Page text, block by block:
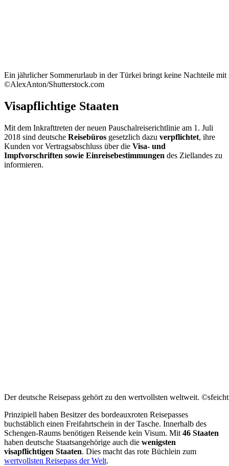
Ein jährlicher Sommerurlaub in der Türkei bringt keine Nachteile mit
©AlexAnton/Shutterstock.com
Visapflichtige Staaten
Mit dem Inkrafttreten der neuen Pauschalreiserichtlinie am 1. Juli
2018 sind deutsche Reisebüros gesetzlich dazu verpflichtet, ihre
Kunden vor Vertragsabschluss über die Visa- und
Impfvorschriften sowie Einreisebestimmungen des Ziellandes zu
informieren.
Der deutsche Reisepass gehört zu den wertvollsten weltweit.
Prinzipiell haben Besitzer des bordeauxroten Reisepasses
buchstäblich einen Freifahrtschein in der Tasche. Innerhalb des
Schengen-Raums benötigen Reisende kein Visum. Mit 46 Staaten
haben deutsche Staatsangehörige auch die wenigsten
visapflichtigen Staaten. Dies macht das rote Büchlein zum
wertvollsten Reisepass der Welt.